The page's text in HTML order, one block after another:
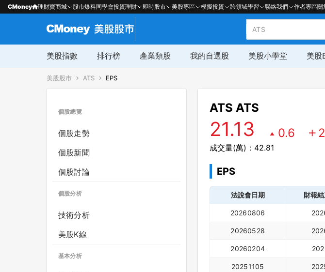
CMoney 理財寶商城 股市爆料同學會投資理財 即時股市 美股專區 模擬投資 跨領域學習 聯絡我們 作者專區關
美股指數 排行榜 產業類股 我的自選股 美股小學堂 美股
美股股市 ATS EPS
個股總覽
個股走勢
個股新聞
個股討論
個股分析
技術分析
美股K線
基本分析
ATS ATS
21.13 0.6
成交量(萬)：42.81
EPS
法說會日期 財報
20260806
20260528
20260204
20251105